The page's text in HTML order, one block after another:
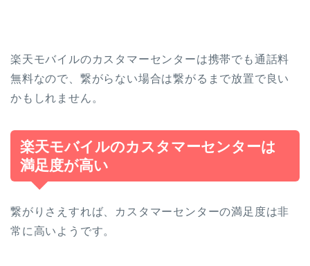
楽天モバイルのカスタマーセンターは携帯でも通話料
無料なので、繋がらない場合は繋がるまで放置で良い
かもしれません。
楽天モバイルのカスタマーセンターは
満足度が高い
繋がりさえすれば、カスタマーセンターの満足度は非
常に高いようです。